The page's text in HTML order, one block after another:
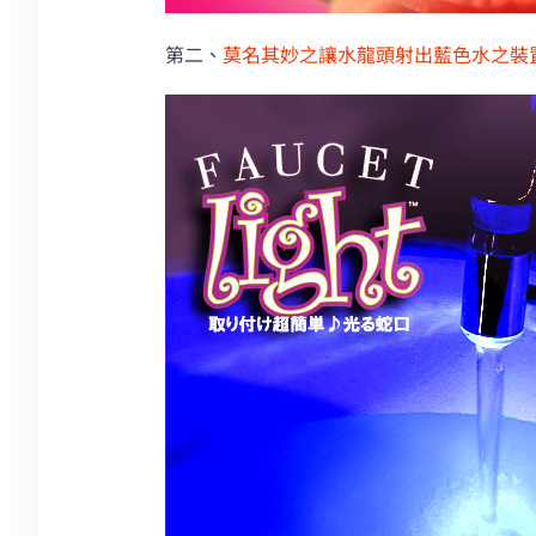
第二、 莫名其妙之讓水龍頭射出藍色水之裝